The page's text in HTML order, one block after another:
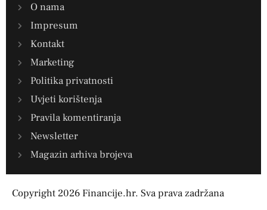
O nama
Impresum
Kontakt
Marketing
Politika privatnosti
Uvjeti korištenja
Pravila komentiranja
Newsletter
Magazin arhiva brojeva
Copyright 2026 Financije.hr. Sva prava zadržana